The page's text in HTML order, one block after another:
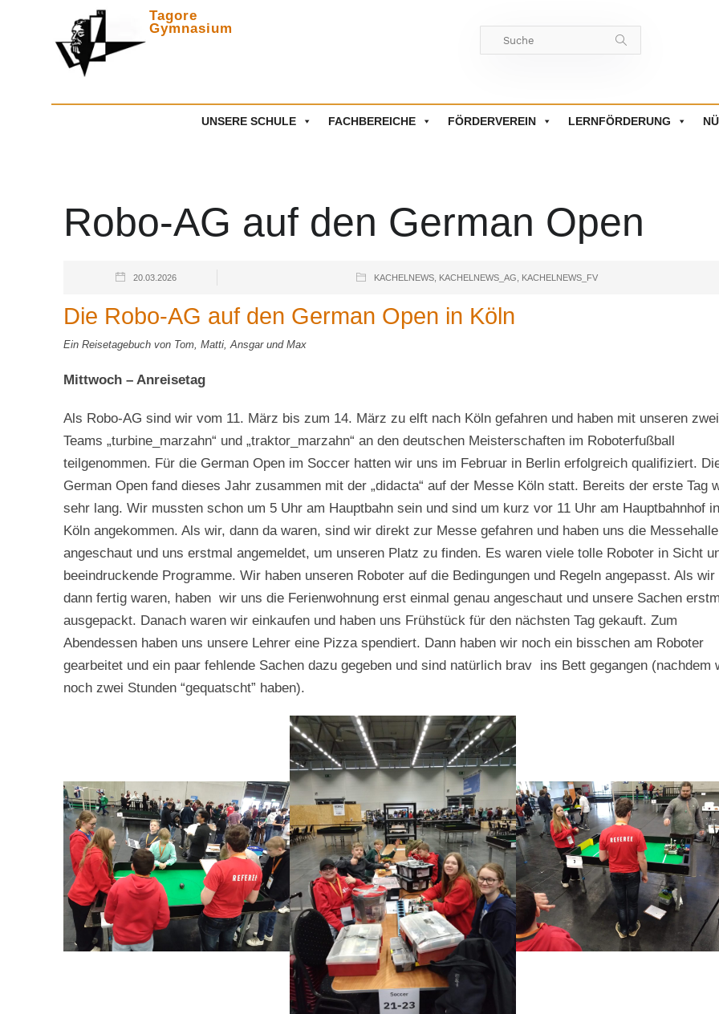
Zwischen
Tagore
Gymnasium
UNSERE SCHULE FACHBEREICHE FÖRDERVEREIN LERNFÖRDERUNG
Robo-AG auf den German Open
20.03.2026 KACHELNEWS, KACHELNEWS_AG KACHELNEWS_FV
Die Robo-AG auf den German Open in Köln
Ein Reisetagebuch von Tom, Matti, Ansgar und Max
Mittwoch – Anreisetag
Als Robo-AG sind wir vom 11. März bis zum 14. März zu elft nach Köln gefahren und haben mit unseren zwei
Teams „turbine_marzahn“ und „traktor_marzahn“ an den deutschen Meisterschaften im Roboterfußball
teilgenommen. Für die German Open im Soccer hatten wir uns im Februar in Berlin erfolgreich qualifiziert.
German Open fand dieses Jahr zusammen mit der „didacta“ auf der Messe Köln statt. Bereits der erste Tag
sehr lang. Wir mussten schon um 5 Uhr am Hauptbahn sein und sind um kurz vor 11 Uhr am Hauptbahnhof in
Köln angekommen. Als wir, dann da waren, sind wir direkt zur Messe gefahren und haben uns die Messehalle
angeschaut und uns erstmal angemeldet, um unseren Platz zu finden. Es waren viele tolle Roboter in Sicht
beeindruckende Programme. Wir haben unseren Roboter auf die Bedingungen und Regeln angepasst. Als wir
dann fertig waren, haben wir uns die Ferienwohnung erst einmal genau angeschaut und unsere Sachen
ausgepackt. Danach waren wir einkaufen und haben uns Frühstück für den nächsten Tag gekauft. Zum
Abendessen haben uns unsere Lehrer eine Pizza spendiert. Dann haben wir noch ein bisschen am Roboter
gearbeitet und ein paar fehlende Sachen dazu gegeben und sind natürlich brav ins Bett gegangen (nachdem
noch zwei Stunden “gequatscht” haben).